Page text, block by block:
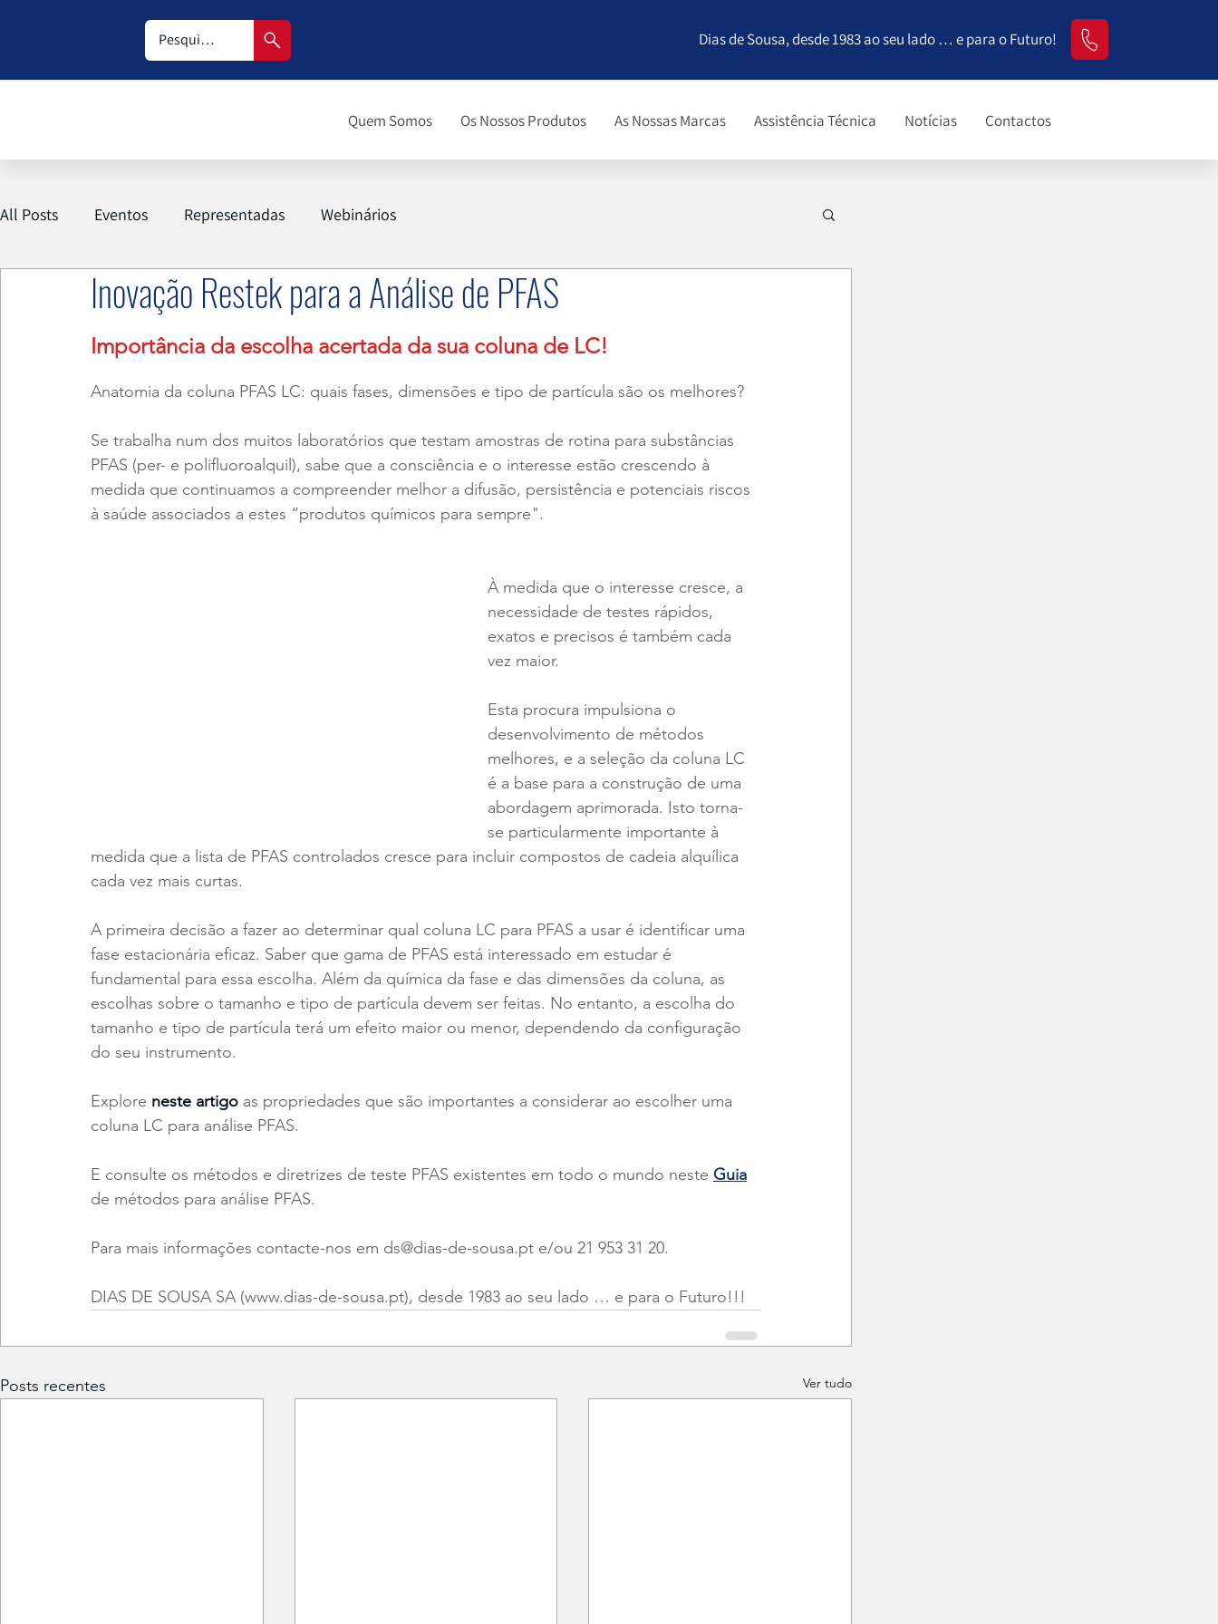
Dias de Sousa, desde 1983 ao seu lado … e para o Futuro!
Quem Somos Os Nossos Produtos As Nossas Marcas Assistência Técnica Notícias Contactos
All Posts Eventos Representadas Webinários
Inovação Restek para a Análise de PFAS
Importância da escolha acertada da sua coluna de LC!
Anatomia da coluna PFAS LC: quais fases, dimensões e tipo de partícula são os melhores?
Se trabalha num dos muitos laboratórios que testam amostras de rotina para substâncias
PFAS (per- e polifluoroalquil), sabe que a consciência e o interesse estão crescendo à
medida que continuamos a compreender melhor a difusão, persistência e potenciais riscos
à saúde associados a estes “produtos químicos para sempre".
À medida que o interesse cresce, a
necessidade de testes rápidos,
exatos e precisos é também cada
vez maior.
Esta procura impulsiona o
desenvolvimento de métodos
melhores, e a seleção da coluna LC
é a base para a construção de uma
abordagem aprimorada. Isto torna-
se particularmente importante à
medida que a lista de PFAS controlados cresce para incluir compostos de cadeia alquílica
cada vez mais curtas.
A primeira decisão a fazer ao determinar qual coluna LC para PFAS a usar é identificar uma
fase estacionária eficaz. Saber que gama de PFAS está interessado em estudar é
fundamental para essa escolha. Além da química da fase e das dimensões da coluna, as
escolhas sobre o tamanho e tipo de partícula devem ser feitas. No entanto, a escolha do
tamanho e tipo de partícula terá um efeito maior ou menor, dependendo da configuração
do seu instrumento.
Explore neste artigo as propriedades que são importantes a considerar ao escolher uma
coluna LC para análise PFAS.
E consulte os métodos e diretrizes de teste PFAS existentes em todo o mundo neste Guia
de métodos para análise PFAS.
Para mais informações contacte-nos em ds@dias-de-sousa.pt e/ou 21 953 31 20.
DIAS DE SOUSA SA (www.dias-de-sousa.pt), desde 1983 ao seu lado … e para o Futuro!!!
Posts recentes Ver tudo